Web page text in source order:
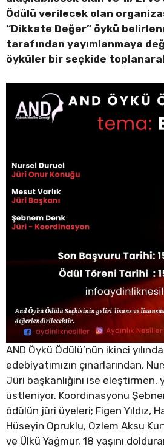
Ödülü verilecek olan
“Dikkate Değer” öykü
tarafından yayımlanmaya
öyküler bir seçkide
AND Öykü Ödülü’nün ikinci
edebiyatımızın çınarlarından,
Jüri başkanlığını ise eleştirmen,
üstleniyor. Koordinasyonu
ödülün jüri üyeleri; Figen Yıldız,
Hüseyin Opruklu, Özlem Aksu
ve Ülkü Yağmur. 18 yaşını